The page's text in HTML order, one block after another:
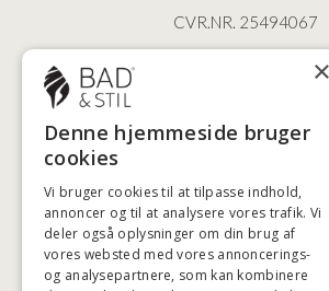
CVR.NR. 25494067
ØSTERBROGADE 202
2100 KØBENHAVN •
+45 3920 5084
HØJESTE
×
Denne hjemmeside bruger
cookies
Vi bruger cookies til at tilpasse indhold,
annoncer og til at analysere vores trafik. Vi
deler også oplysninger om din brug af
vores websted med vores annoncerings-
og analysepartnere, som kan kombinere